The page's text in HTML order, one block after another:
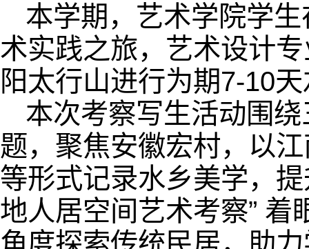
本学期，艺术学院学
术实践之旅，艺术设计
阳太行山进行为期7-10
本次考察写生活动围
题，聚焦安徽宏村，以
等形式记录水乡美学，
地人居空间艺术考察”